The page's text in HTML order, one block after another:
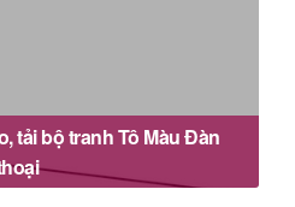
tải bộ tranh Tô Màu Đàn